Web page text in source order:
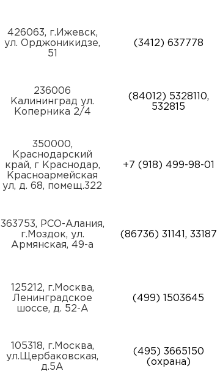
426063, г.Ижевск,
ул. Орджоникидзе,
51
(3412) 637778
236006
Калининград ул.
Коперника 2/4
(84012) 5328110,
532815
350000,
Краснодарский
край, г Краснодар,
Красноармейская
ул, д. 68, помещ.322
+7 (918) 499-98-01
363753, РСО-Алания,
г.Моздок, ул.
Армянская, 49-а
(86736) 31141, 33187
125212, г.Москва,
Ленинградское
шоссе, д. 52-А
(499) 1503645
105318, г.Москва,
ул.Щербаковская,
д.5А
(495) 3665150
(охрана)